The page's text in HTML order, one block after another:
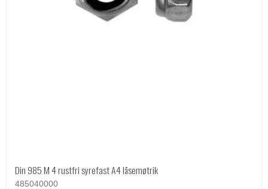
Din 985 M 4 rustfri syrefast A4 låsemøtrik
485040000